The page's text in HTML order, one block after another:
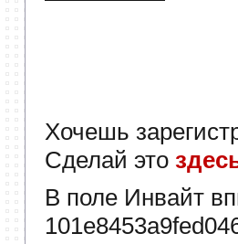
Хочешь
Сделай это
В поле Инвайт